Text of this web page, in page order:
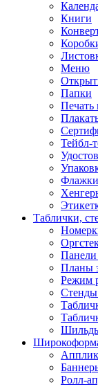
Книги
Меню
Папки
Печать
Тейбл-
Флажки
Таблички,
Панели
Планы
Режим
Ролл-